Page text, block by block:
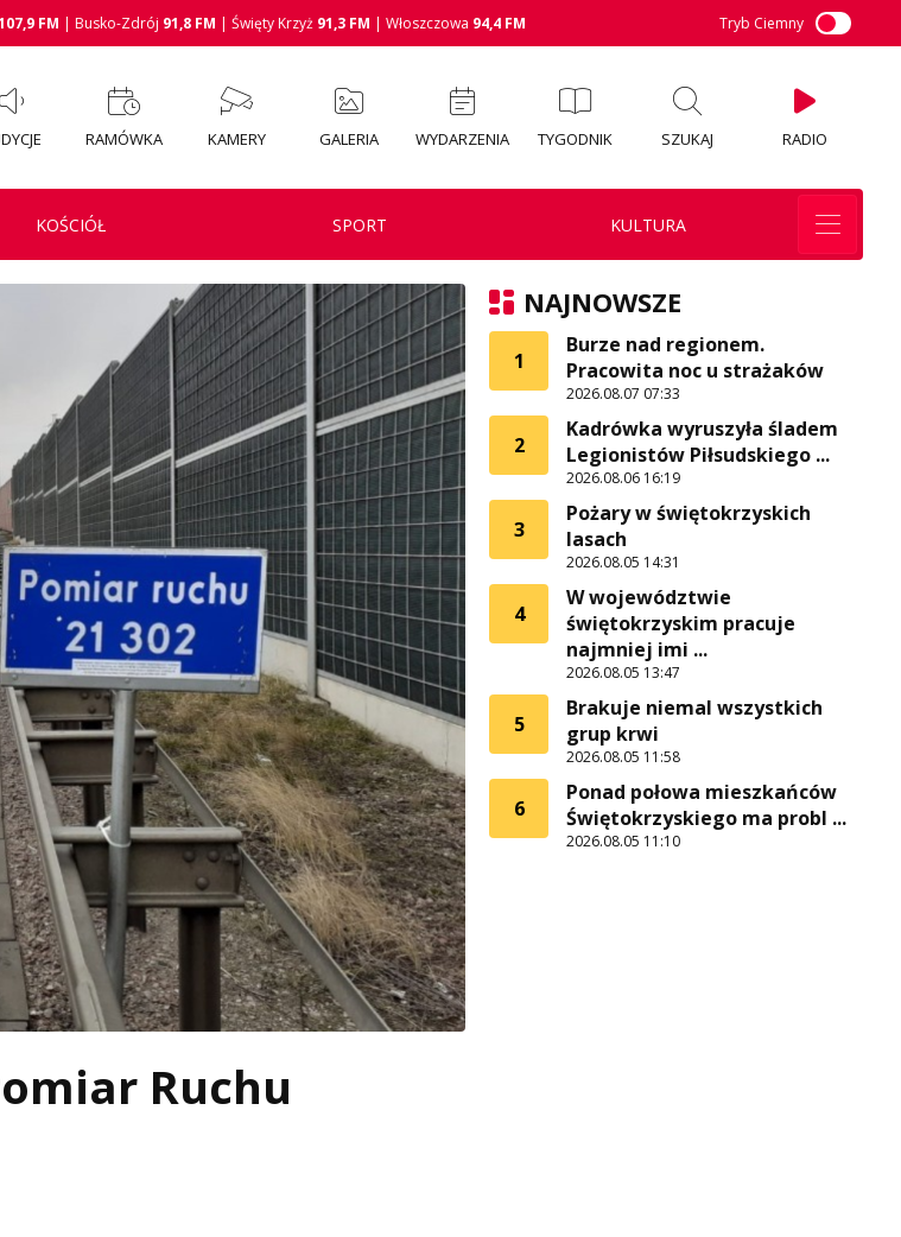
FM | Busko-Zdrój 91,8 FM | Święty Krzyż 91,3 FM | Włoszczowa 94,4 FM Tryb Ciemny
RAMÓWKA KAMERY GALERIA WYDARZENIA TYGODNIK SZUKAJ RADIO
KOŚCIÓŁ SPORT KULTURA
Ruchu
NAJNOWSZE
1
Burze nad regionem.
Pracowita noc u strażaków
2026.08.07 07:33
2
Kadrówka wyruszyła śladem
Legionistów Piłsudskiego ...
2026.08.06 16:19
3
Pożary w świętokrzyskich
lasach
2026.08.05 14:31
4
W województwie
świętokrzyskim pracuje
najmniej imi ...
2026.08.05 13:47
5
Brakuje niemal wszystkich
grup krwi
2026.08.05 11:58
6
Ponad połowa mieszkańców
Świętokrzyskiego ma probl ...
2026.08.05 11:10